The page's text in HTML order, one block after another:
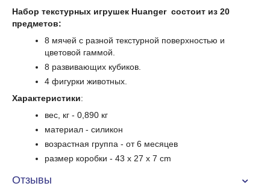
Набор текстурных игрушек Huanger состоит из 20
предметов:
8 мячей с разной текстурной поверхностью и
цветовой гаммой.
8 развивающих кубиков.
4 фигурки животных.
Характеристики:
вес, кг - 0,890 кг
материал - силикон
возрастная группа - от 6 месяцев
размер коробки- 43 x 27 x 7 cm
Отзывы